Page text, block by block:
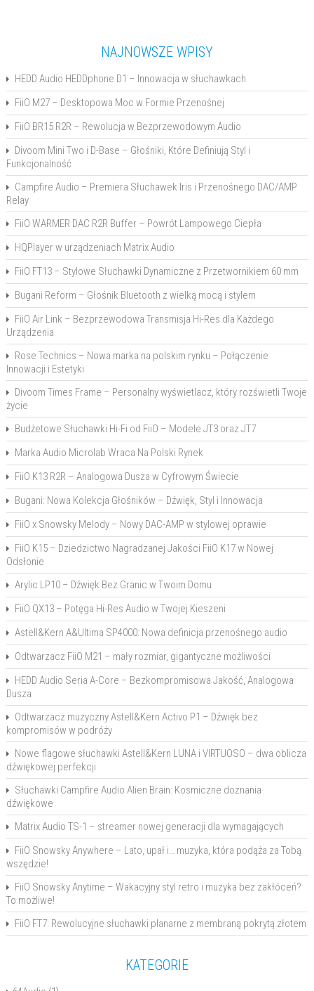
NAJNOWSZE WPISY
HEDD Audio HEDDphone D1 – Innowacja w słuchawkach
FiiO M27 – Desktopowa Moc w Formie Przenośnej
FiiO BR15 R2R – Rewolucja w Bezprzewodowym Audio
Divoom Mini Two i D-Base – Głośniki, Które Definiują Styl i
Funkcjonalność
Campfire Audio – Premiera Słuchawek Iris i Przenośnego DAC/AMP
Relay
FiiO WARMER DAC R2R Buffer – Powrót Lampowego Ciepła
HQPlayer w urządzeniach Matrix Audio
FiiO FT13 – Stylowe Słuchawki Dynamiczne z Przetwornikiem 60 mm
Bugani Reform – Głośnik Bluetooth z wielką mocą i stylem
FiiO Air Link – Bezprzewodowa Transmisja Hi-Res dla Każdego
Urządzenia
Rose Technics – Nowa marka na polskim rynku – Połączenie
Innowacji i Estetyki
Divoom Times Frame – Personalny wyświetlacz, który rozświetli Twoje
życie
Budżetowe Słuchawki Hi-Fi od FiiO – Modele JT3 oraz JT7
Marka Audio Microlab Wraca Na Polski Rynek
FiiO K13 R2R – Analogowa Dusza w Cyfrowym Świecie
Bugani: Nowa Kolekcja Głośników – Dźwięk, Styl i Innowacja
FiiO x Snowsky Melody – Nowy DAC-AMP w stylowej oprawie
FiiO K15 – Dziedzictwo Nagradzanej Jakości FiiO K17 w Nowej
Odsłonie
Arylic LP10 – Dźwięk Bez Granic w Twoim Domu
FiiO QX13 – Potęga Hi-Res Audio w Twojej Kieszeni
Astell&Kern A&Ultima SP4000: Nowa definicja przenośnego audio
Odtwarzacz FiiO M21 – mały rozmiar, gigantyczne możliwości
HEDD Audio Seria A-Core – Bezkompromisowa Jakość, Analogowa
Dusza
Odtwarzacz muzyczny Astell&Kern Activo P1 – Dźwięk bez
kompromisów w podróży
Nowe flagowe słuchawki Astell&Kern LUNA i VIRTUOSO – dwa oblicza
dźwiękowej perfekcji
Słuchawki Campfire Audio Alien Brain: Kosmiczne doznania
dźwiękowe
Matrix Audio TS-1 – streamer nowej generacji dla wymagających
FiiO Snowsky Anywhere – Lato, upał i… muzyka, która podąża za Tobą
wszędzie!
FiiO Snowsky Anytime – Wakacyjny styl retro i muzyka bez zakłóceń?
To możliwe!
FiiO FT7: Rewolucyjne słuchawki planarne z membraną pokrytą złotem
KATEGORIE